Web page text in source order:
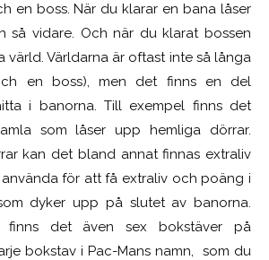
en boss. När du klarar en bana låser
så vidare. Och när du klarat bossen
värld. Världarna är oftast inte så långa
en boss), men det finns en del
i banorna. Till exempel finns det
som låser upp hemliga dörrar.
kan det bland annat finnas extraliv
för att få extraliv och poäng i
dyker upp på slutet av banorna.
finns det även sex bokstäver på
bokstav i Pac-Mans namn, som du